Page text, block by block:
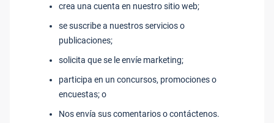
crea una cuenta en nuestro sitio web;
se suscribe a nuestros servicios o
publicaciones;
solicita que se le envíe marketing;
participa en un concursos, promociones o
encuestas; o
Nos envía sus comentarios o contáctenos.